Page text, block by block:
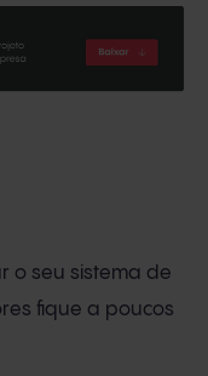
o seu sistema de
fique a poucos